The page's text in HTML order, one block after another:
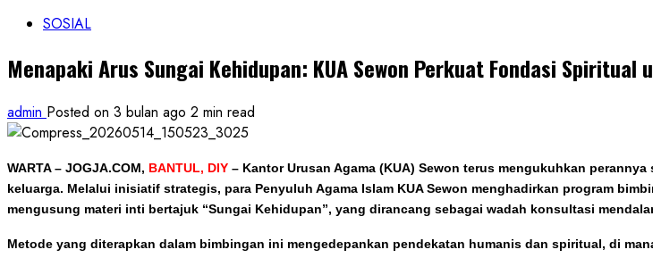
SOSIAL
Menapaki Arus Sungai Kehidupan: KUA Sewon Perkuat Fondasi
admin Posted on 3 bulan ago 2 min read
WARTA – JOGJA.COM, BANTUL, DIY – Kantor Urusan Agama (KUA) Sewon terus mengukuhkan
keluarga. Melalui inisiatif strategis, para Penyuluh Agama Islam KUA Sewon menghadirkan program
mengusung materi inti bertajuk “Sungai Kehidupan”, yang dirancang sebagai wadah konsultasi
Metode yang diterapkan dalam bimbingan ini mengedepankan pendekatan humanis dan spiritual, di